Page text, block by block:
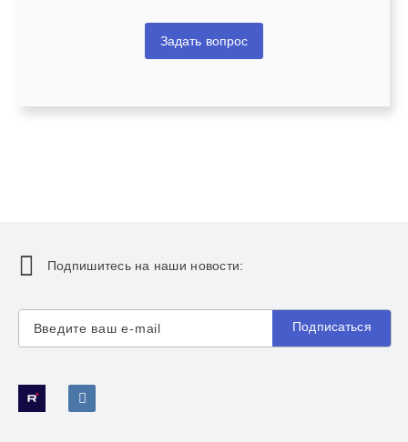
Задать вопрос
Подпишитесь на наши новости:
Подписаться